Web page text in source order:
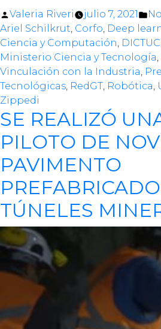
Posted
by
Valeria Riveri julio 7, 2021
in
Ariel Schilkrut, Corfo, Deep
Ciencia y Computación, DICTUC
Ministerio Ciencia y Tecnología,
Vinculación con la Industria,
Tecnológicas, RedGT, Robótica,
Zippedi
SE REALIZÓ
PILOTO DE
PAVIMENTO
TÚNELES